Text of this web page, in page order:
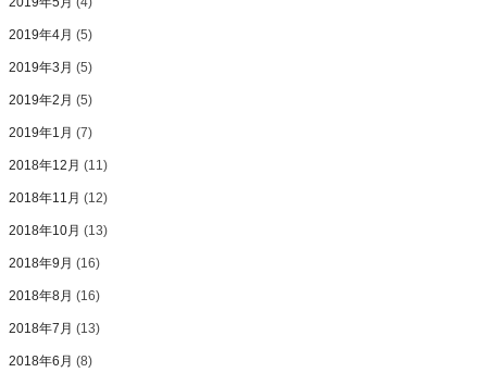
2019年4月 (5)
2019年3月 (5)
2019年2月 (5)
2019年1月 (7)
2018年12月 (11)
2018年11月 (12)
2018年10月 (13)
2018年9月 (16)
2018年8月 (16)
2018年7月 (13)
2018年6月 (8)